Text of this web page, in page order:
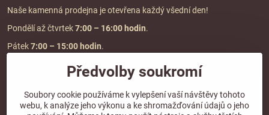
Naše kamenná prodejna je otevřena každý všední den!
Pondělí až čtvrtek7:00 – 16:00 hodin.
Pátek7:00 – 15:00 hodin.
Doprava a platba
DOPRAVA ZDARMA
Předvolby soukromí
Soubory cookie používáme k vylepšení vaší návštěvy tohoto
webu, k analýze jeho výkonu a ke shromažďování údajů o jeho